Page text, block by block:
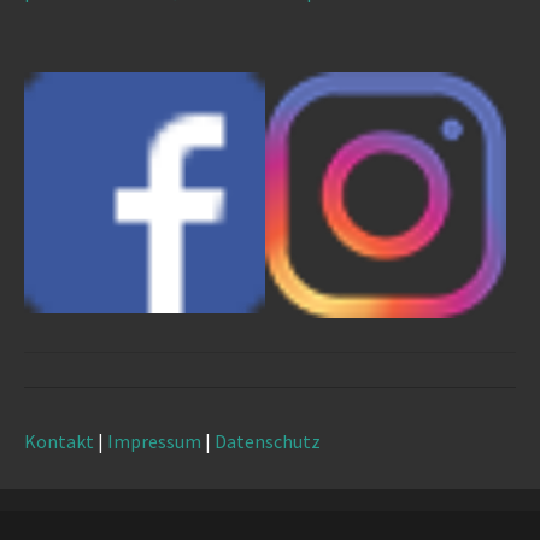
Kontakt | Impressum | Datenschutz